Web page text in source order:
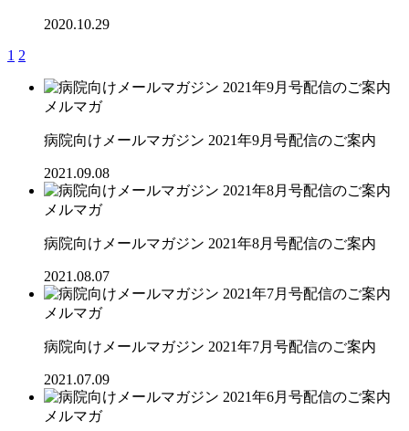
2020.10.29
1 2
メルマガ
病院向けメールマガジン 2021年9月号配信のご案内
2021.09.08
メルマガ
病院向けメールマガジン 2021年8月号配信のご案内
2021.08.07
メルマガ
病院向けメールマガジン 2021年7月号配信のご案内
2021.07.09
メルマガ